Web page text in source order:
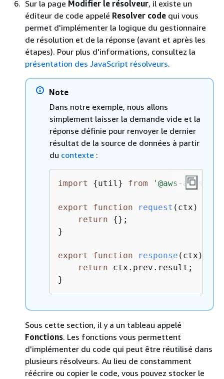
Sur la page Modifier le résolveur, il existe un
éditeur de code appelé Resolver code qui vous
permet d'implémenter la logique du gestionnaire
de résolution et de la réponse (avant et après les
étapes). Pour plus d'informations, consultez la
présentation des JavaScript résolveurs.
Note
Dans notre exemple, nous allons
simplement laisser la demande vide et la
réponse définie pour renvoyer le dernier
résultat de la source de données à partir
du contexte :
import {util} from '@aws-
export function request ( ctx )
return
{};
}
export function response ( ctx )
return ctx.prev.result;
}
Sous cette section, il y a un tableau appelé
Fonctions. Les fonctions vous permettent
d'implémenter du code qui peut être réutilisé dans
plusieurs résolveurs. Au lieu de constamment
réécrire ou copier le code, vous pouvez stocker le